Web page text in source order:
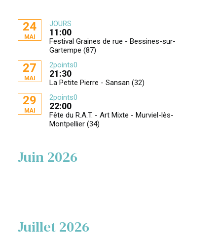
24
MAI
JOURS
11:00
Festival Graines de rue - Bessines-sur-
Gartempe (87)
27
MAI
2points0
21:30
La Petite Pierre - Sansan (32)
29
MAI
2points0
22:00
Fête du R.A.T. - Art Mixte - Murviel-lès-
Montpellier (34)
Juin 2026
Juillet 2026